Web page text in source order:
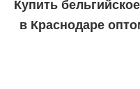
Купить
в Краснодаре